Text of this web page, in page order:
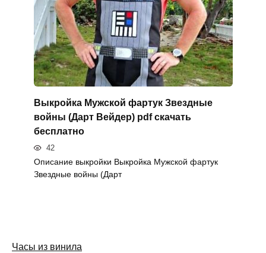
Выкройка Мужской фартук Звездные
войны (Дарт Вейдер) pdf скачать
бесплатно
42
Описание выкройки Выкройка Мужской фартук
Звездные войны (Дарт
Часы из винила